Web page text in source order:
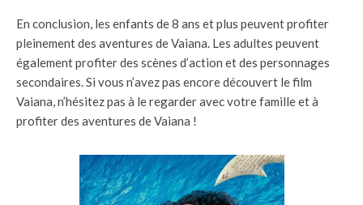
En conclusion, les enfants de 8 ans et plus peuvent profiter
pleinement des aventures de Vaiana. Les adultes peuvent
également profiter des scènes d’action et des personnages
secondaires. Si vous n’avez pas encore découvert le film
Vaiana, n’hésitez pas à le regarder avec votre famille et à
profiter des aventures de Vaiana !